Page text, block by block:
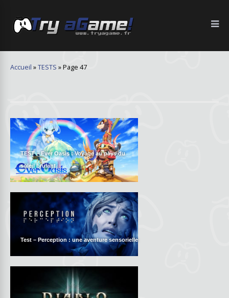
Accueil »TESTS »Page 47
TEST – Ever Oasis : Voyage au pays du
soleil brûlant
Test – Perception : une aventure sensorielle